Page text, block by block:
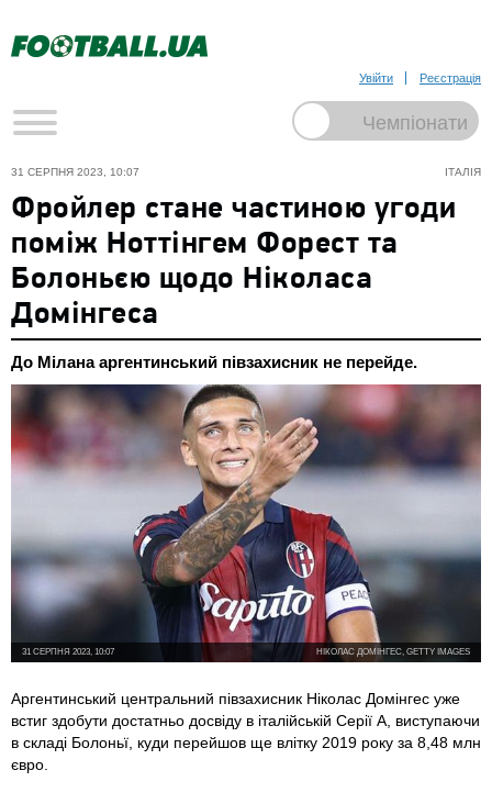
Увійти Реєстрація
ІТАЛІЯ
31 СЕРПНЯ 2023, 10:07
Фройлер стане частиною угоди
поміж Ноттінгем Форест та
Болоньєю щодо Ніколаса
Домінгеса
До Мілана аргентинський півзахисник не перейде.
НІКОЛАС ДОМІНГЕС, GETTY IMAGES
31 СЕРПНЯ 2023, 10:07
Аргентинський центральний півзахисник Ніколас Домінгес уже
встиг здобути достатньо досвіду в італійській Серії A, виступаючи
в складі Болоньї, куди перейшов ще влітку 2019 року за 8,48 млн
євро.